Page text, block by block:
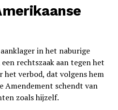
in het naburige
rechtszaak aan tegen het
het verbod, dat volgens hem
Amendement schendt van
zoals hijzelf.